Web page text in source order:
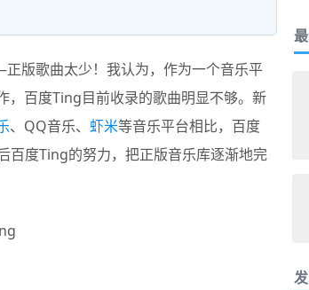
版歌曲太少！我认为，作为一个音乐平
，百度Ting目前收录的歌曲明显不够。新
、QQ音乐、 虾米等音乐平台相比，百度
百度Ting的努力，把正版音乐库逐渐地完